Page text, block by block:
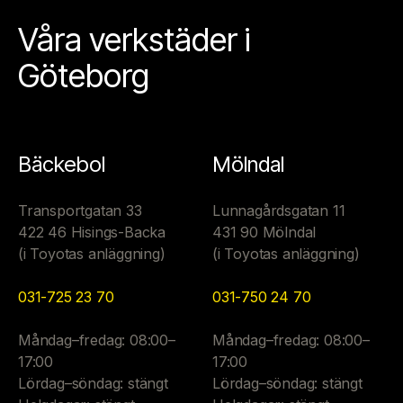
Våra verkstäder i
Göteborg
Bäckebol
Transportgatan 33
422 46 Hisings-Backa
(i Toyotas anläggning)
031-725 23 70
Måndag–fredag: 08:00–
17:00
Lördag–söndag: stängt
Mölndal
Lunnagårdsgatan 11
431 90 Mölndal
(i Toyotas anläggning)
031-750 24 70
Måndag–fredag: 08:00–
17:00
Lördag–söndag: stängt